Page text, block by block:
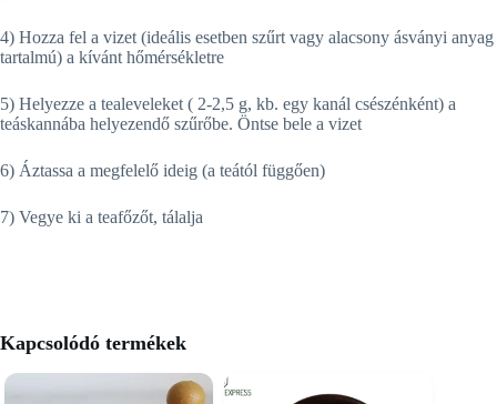
4) Hozza fel a vizet (ideális esetben szűrt vagy alacsony ásványi anyag
tartalmú) a kívánt hőmérsékletre
5) Helyezze a tealeveleket ( 2-2,5 g, kb. egy kanál csészénként) a
teáskannába helyezendő szűrőbe. Öntse bele a vizet
6) Áztassa a megfelelő ideig (a teától függően)
7) Vegye ki a teafőzőt, tálalja
Kapcsolódó termékek